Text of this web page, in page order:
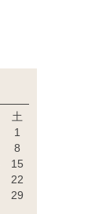
土
1
8
15
22
29